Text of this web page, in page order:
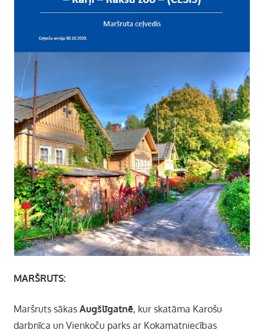
MARŠRUTS:
Maršruts sākas Augšlīgatnē, kur skatāma Karošu
darbnīca un Vienkoču parks ar Kokamatniecības